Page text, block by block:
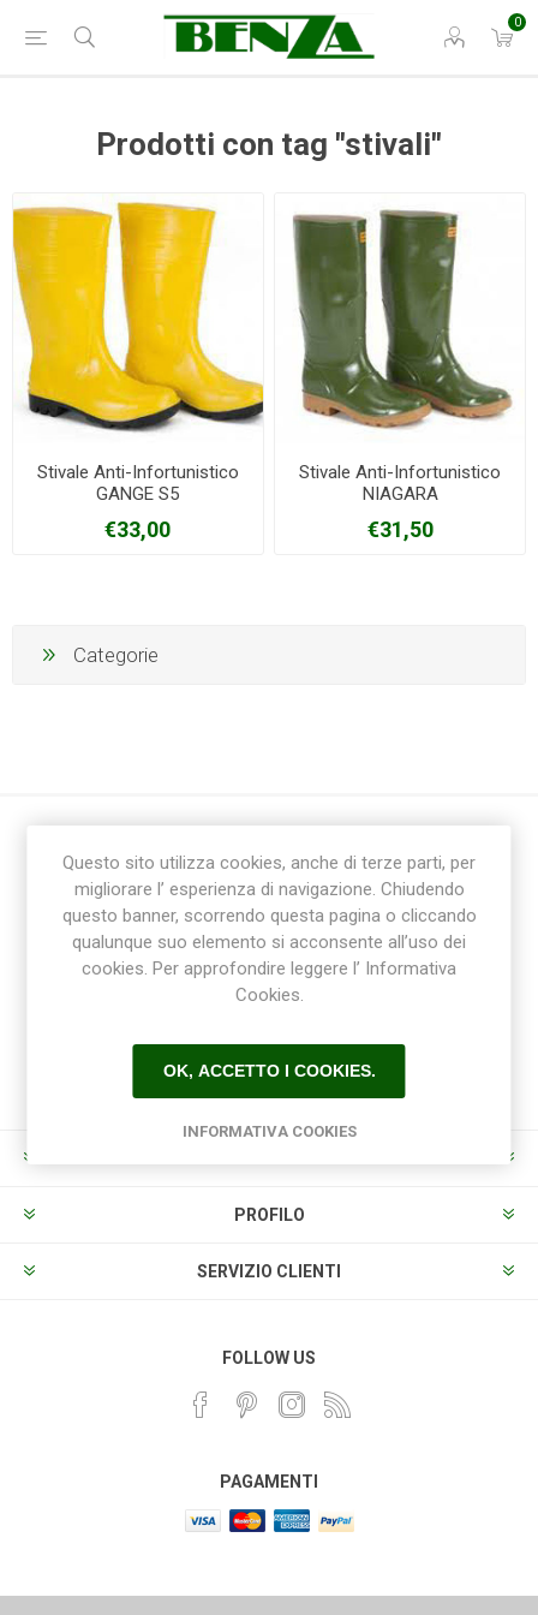
0
Prodotti con tag "stivali"
Stivale Anti-Infortunistico
GANGE S5
€33,00
Stivale Anti-Infortunistico
NIAGARA
€31,50
Categorie
Ricevi la newsletter
PROFILO
SERVIZIO CLIENTI
FOLLOW US
PAGAMENTI
Questo sito utilizza cookies, anche di terze parti, per
migliorare l’ esperienza di navigazione. Chiudendo
questo banner, scorrendo questa pagina o cliccando
qualunque suo elemento si acconsente all’uso dei
cookies. Per approfondire leggere l’ Informativa
Cookies.
OK, ACCETTO I COOKIES.
INFORMATIVA COOKIES